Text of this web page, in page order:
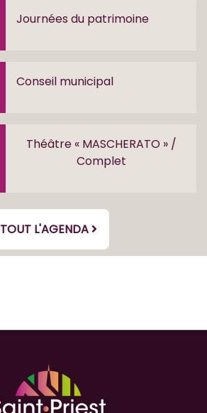
Journées du patrimoine
Conseil municipal
Théâtre « MASCHERATO » /
Complet
TOUT L'AGENDA